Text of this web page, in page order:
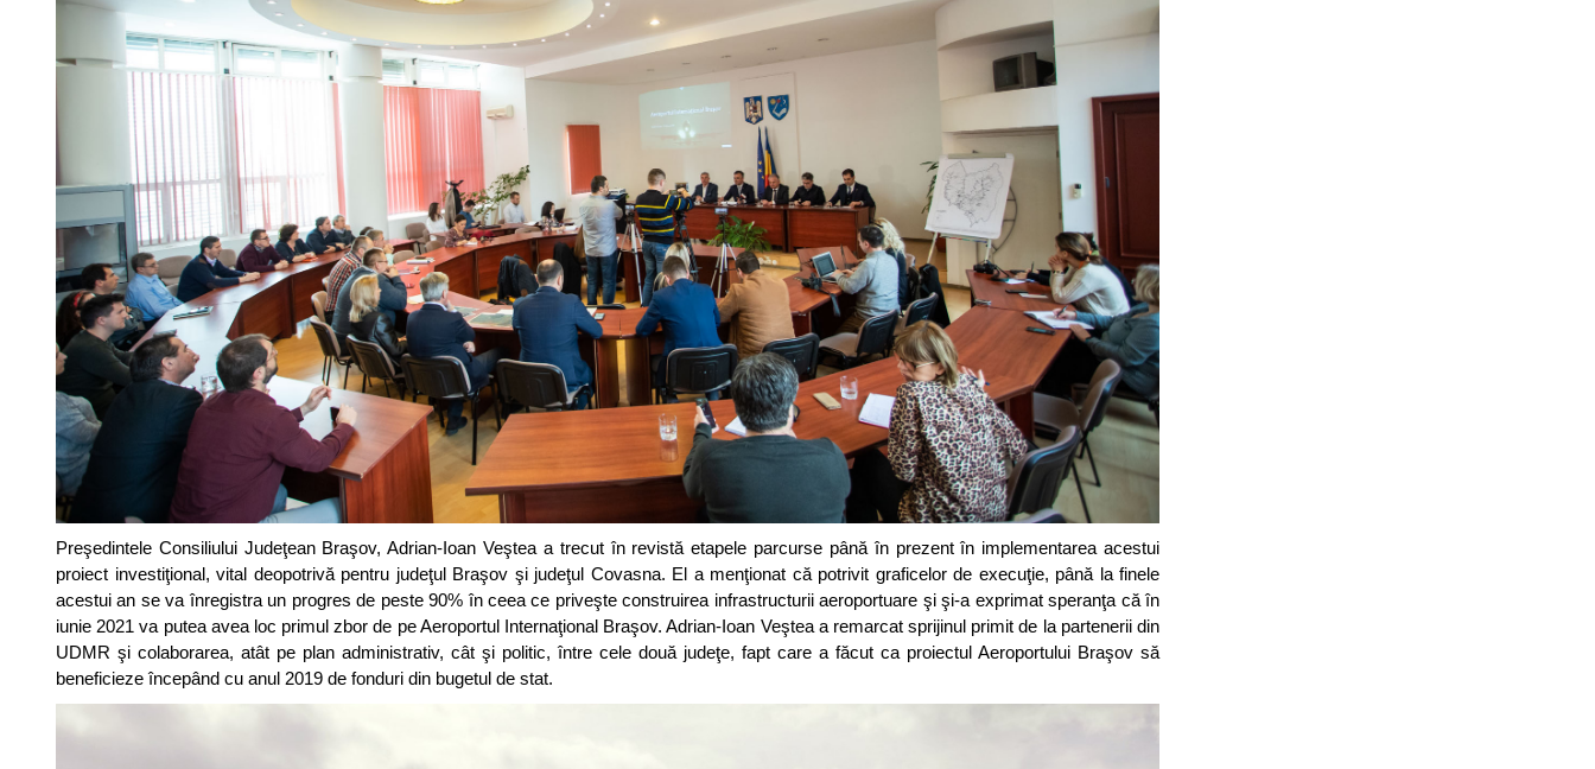
Preşedintele Consiliului Judeţean Braşov, Adrian-Ioan Veştea a trecut în revistă etapele parcurse până în prezent în implementarea acestui
proiect investiţional, vital deopotrivă pentru judeţul Braşov şi judeţul Covasna. El a menţionat că potrivit graficelor de execuţie, până la finele
acestui an se va înregistra un progres de peste 90% în ceea ce priveşte construirea infrastructurii aeroportuare şi şi-a exprimat speranţa că în
iunie 2021 va putea avea loc primul zbor de pe Aeroportul Internaţional Braşov. Adrian-Ioan Veştea a remarcat sprijinul primit de la partenerii din
UDMR şi colaborarea, atât pe plan administrativ, cât şi politic, între cele două judeţe, fapt care a făcut ca proiectul Aeroportului Braşov să
beneficieze începând cu anul 2019 de fonduri din bugetul de stat.